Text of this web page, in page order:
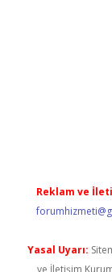
Reklam ve
Yasal Uyarı:
ve İletişim